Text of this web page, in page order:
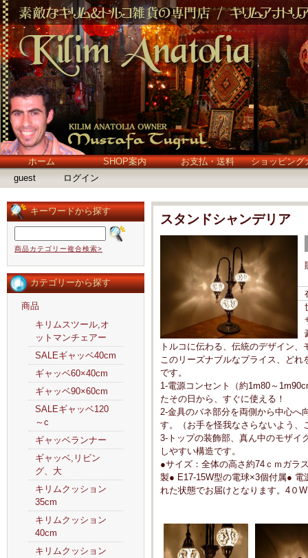
ホーム SHOP案内 お支払・送料
ショッピング
guest
ログイン
キーワードから探す
商品カテゴリー複合検索>
カテゴリーから探す
商品
キリムスツール,オ
ットマンチェアー
SALEギャッベ40cm
ギャッベ60×40cm
ギャッベ90×60cm
SALEギャッベ120
～c
ギャッベランナー
ギャッベ,リビン
グ、大
キリムクッション
35cm
キリムクッション
40cm
キリムクッション
スタンドシャンデリア
トルコに伝わる、伝統のデザイン
このリーズナブルなプライス、ど
です。
1-電源コンセント（約1m80～
たその日から、すぐに使える！
2-金具のバネ部分を両側から中心へ
す。（お手を怪我なさらないよう、
3-トップの装飾部、真ん中のモザイ
しやすい構造です。
●サイズ：全体の高さ約74ｃｍガ
製● E17-15W型の電球×3個付属●
れた状態でお届けとなります。4０